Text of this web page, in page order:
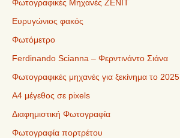
Φωτογραφικές Μηχανές ZENIT
Ευρυγώνιος φακός
Φωτόμετρο
Ferdinando Scianna – Φερντινάντο Σιάνα
Φωτογραφικές μηχανές για ξεκίνημα το 2025
Α4 μέγεθος σε pixels
Διαφημιστική Φωτογραφία
Φωτογραφία πορτρέτου